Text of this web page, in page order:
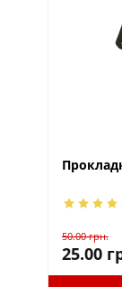
50.00грн.
25.00